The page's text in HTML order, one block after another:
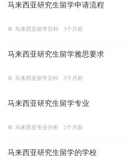
马来西亚研究生留学申请流程
马来西亚留学百科 3个月前
马来西亚研究生留学雅思要求
马来西亚留学百科 3个月前
马来西亚研究生留学专业
马来西亚专业分析 3个月前
马来西亚研究生留学的学校